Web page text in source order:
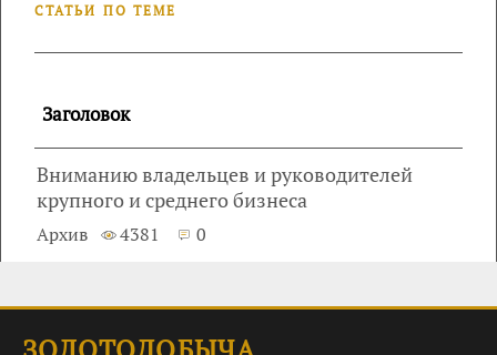
СТАТЬИ ПО ТЕМЕ
Заголовок
Вниманию владельцев и руководителей
крупного и среднего бизнеса
Архив 4381 0